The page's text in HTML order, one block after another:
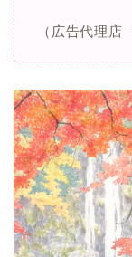
（広告代理